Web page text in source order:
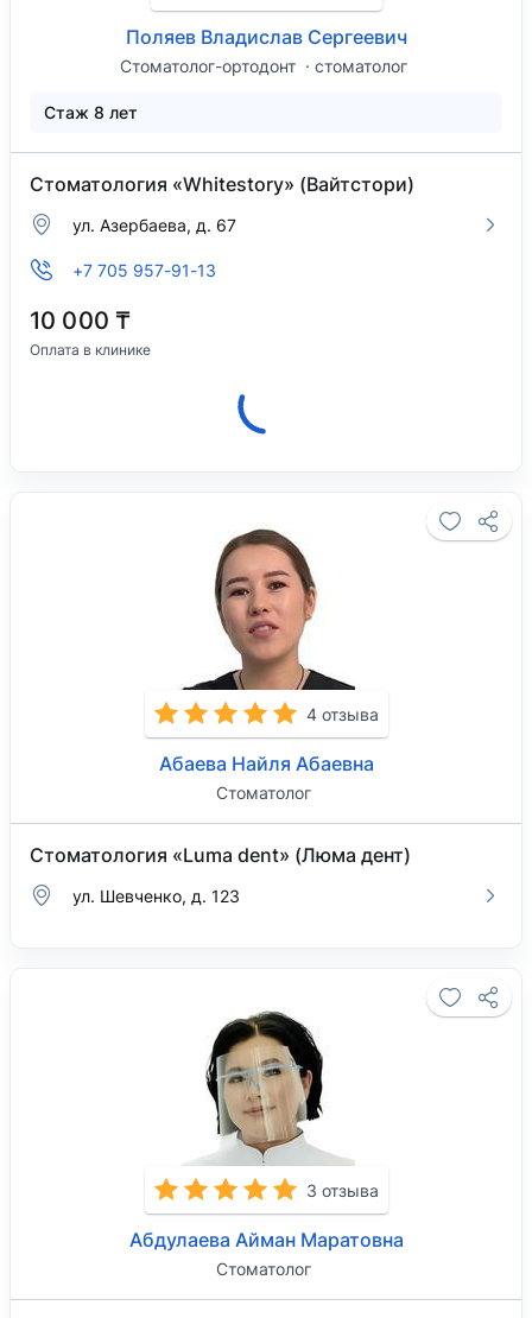
Поляев Владислав Сергеевич
Стоматолог-ортодонт стоматолог
Стаж 8 лет
Стоматология «Whitestory» (Вайтстори)
ул. Азербаева, д. 67
+7 705 957-91-13
10 000 ₸
Оплата в клинике
Клиника закрыта, откроется 10 августа в
4 отзыва
Абаева Найля Абаевна
Стоматолог
Стоматология «Luma dent» (Люма дент)
ул. Шевченко, д. 123
3 отзыва
Абдулаева Айман Маратовна
Стоматолог